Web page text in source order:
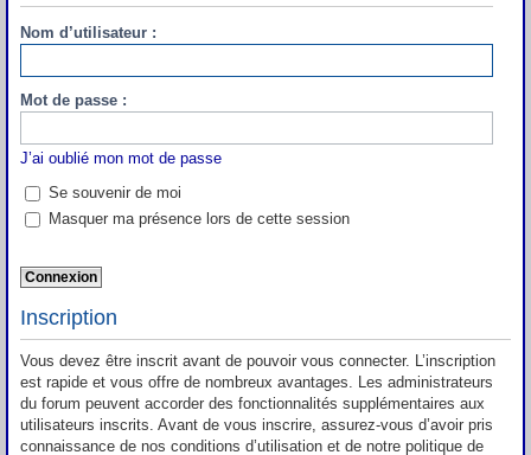
Nom d’utilisateur :
Mot de passe :
J’ai oublié mon mot de passe
Se souvenir de moi
Masquer ma présence lors de cette session
Inscription
Vous devez être inscrit avant de pouvoir vous connecter. L’inscription
est rapide et vous offre de nombreux avantages. Les administrateurs
du forum peuvent accorder des fonctionnalités supplémentaires aux
utilisateurs inscrits. Avant de vous inscrire, assurez-vous d’avoir pris
connaissance de nos conditions d’utilisation et de notre politique de